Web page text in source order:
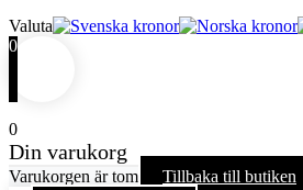
Valuta
0
0
Din varukorg
Varukorgen är tom Tillbaka till butiken